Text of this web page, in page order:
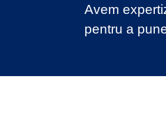
Avem
pentru a